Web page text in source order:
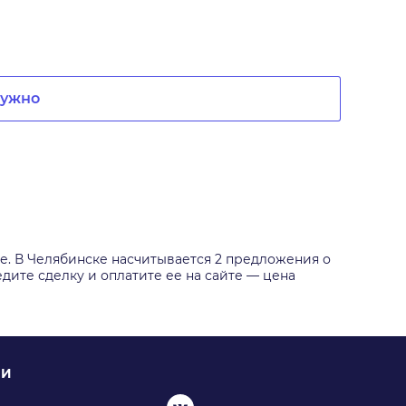
В Челябинске насчитывается 2 предложения о
сделку и оплатите ее на сайте — цена